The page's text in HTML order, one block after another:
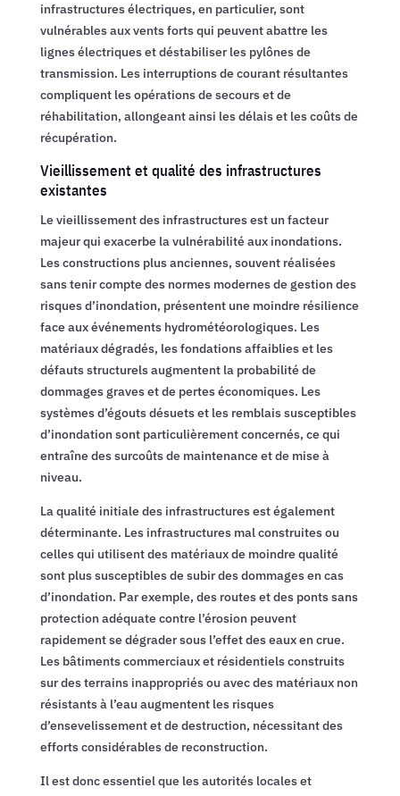
infrastructures électriques, en particulier, sont
vulnérables aux vents forts qui peuvent abattre les
lignes électriques et déstabiliser les pylônes de
transmission. Les interruptions de courant résultantes
compliquent les opérations de secours et de
réhabilitation, allongeant ainsi les délais et les coûts de
récupération.
Vieillissement et qualité des infrastructures
existantes
Le vieillissement des infrastructures est un facteur
majeur qui exacerbe la vulnérabilité aux inondations.
Les constructions plus anciennes, souvent réalisées
sans tenir compte des normes modernes de gestion des
risques d’inondation, présentent une moindre résilience
face aux événements hydrométéorologiques. Les
matériaux dégradés, les fondations affaiblies et les
défauts structurels augmentent la probabilité de
dommages graves et de pertes économiques. Les
systèmes d’égouts désuets et les remblais susceptibles
d’inondation sont particulièrement concernés, ce qui
entraîne des surcoûts de maintenance et de mise à
niveau.
La qualité initiale des infrastructures est également
déterminante. Les infrastructures mal construites ou
celles qui utilisent des matériaux de moindre qualité
sont plus susceptibles de subir des dommages en cas
d’inondation. Par exemple, des routes et des ponts sans
protection adéquate contre l’érosion peuvent
rapidement se dégrader sous l’effet des eaux en crue.
Les bâtiments commerciaux et résidentiels construits
sur des terrains inappropriés ou avec des matériaux non
résistants à l’eau augmentent les risques
d’ensevelissement et de destruction, nécessitant des
efforts considérables de reconstruction.
Il est donc essentiel que les autorités locales et